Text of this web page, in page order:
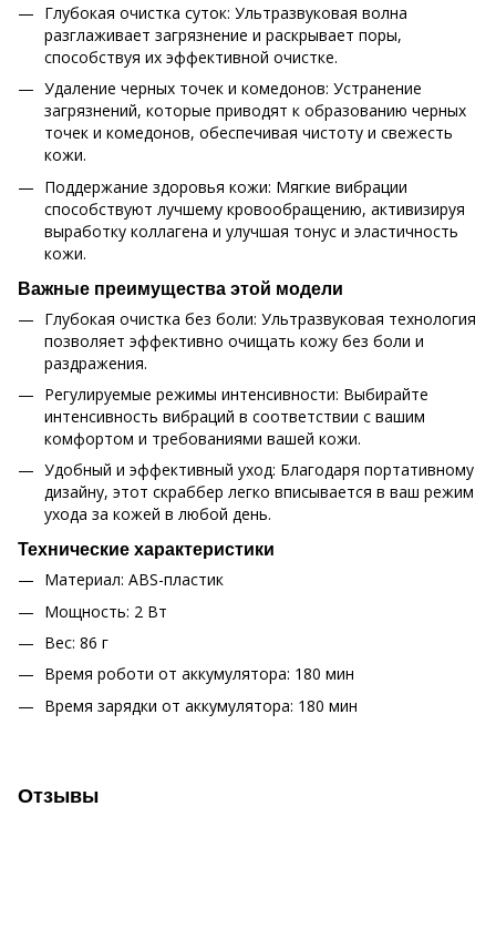
Глубокая очистка суток: Ультразвуковая волна
разглаживает загрязнение и раскрывает поры,
способствуя их эффективной очистке.
Удаление черных точек и комедонов: Устранение
загрязнений, которые приводят к образованию черных
точек и комедонов, обеспечивая чистоту и свежесть
кожи.
Поддержание здоровья кожи: Мягкие вибрации
способствуют лучшему кровообращению, активизируя
выработку коллагена и улучшая тонус и эластичность
кожи.
Важные преимущества этой модели
Глубокая очистка без боли: Ультразвуковая технология
позволяет эффективно очищать кожу без боли и
раздражения.
Регулируемые режимы интенсивности: Выбирайте
интенсивность вибраций в соответствии с вашим
комфортом и требованиями вашей кожи.
Удобный и эффективный уход: Благодаря портативному
дизайну, этот скраббер легко вписывается в ваш режим
ухода за кожей в любой день.
Технические характеристики
Материал: ABS-пластик
Мощность: 2 Вт
Вес: 86 г
Время роботи от аккумулятора: 180 мин
Время зарядки от аккумулятора: 180 мин
Отзывы